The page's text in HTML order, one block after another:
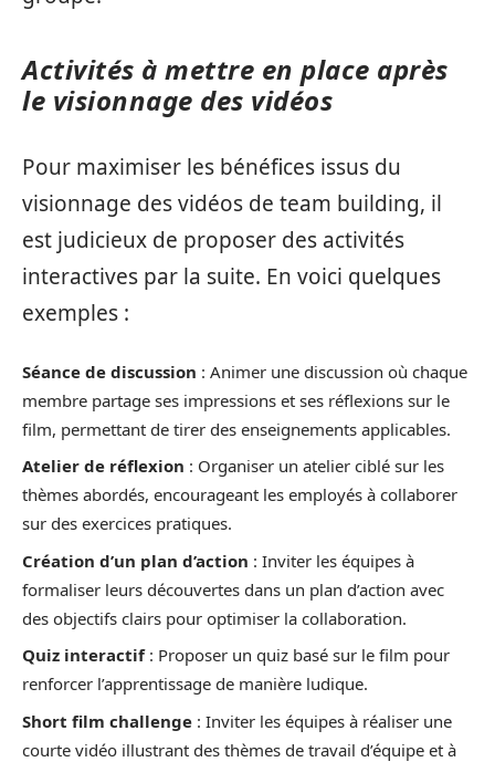
Activités à mettre en place après
le visionnage des vidéos
Pour maximiser les bénéfices issus du
visionnage des vidéos de team building, il
est judicieux de proposer des activités
interactives par la suite. En voici quelques
exemples :
Séance de discussion : Animer une discussion où chaque
membre partage ses impressions et ses réflexions sur le
film, permettant de tirer des enseignements applicables.
Atelier de réflexion : Organiser un atelier ciblé sur les
thèmes abordés, encourageant les employés à collaborer
sur des exercices pratiques.
Création d’un plan d’action : Inviter les équipes à
formaliser leurs découvertes dans un plan d’action avec
des objectifs clairs pour optimiser la collaboration.
Quiz interactif: Proposer un quiz basé sur le film pour
renforcer l’apprentissage de manière ludique.
Short film challenge : Inviter les équipes à réaliser une
courte vidéo illustrant des thèmes de travail d’équipe et à